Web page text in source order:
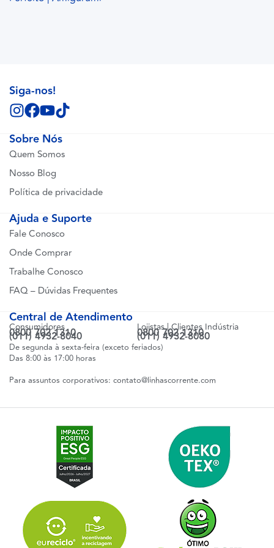
Sobre Nós
Quem Somos
Nosso Blog
Política de privacidade
Ajuda e Suporte
Fale Conosco
Onde Comprar
Trabalhe Conosco
FAQ – Dúvidas Frequentes
Central de Atendimento
Consumidores
0800 702 1310
(011) 4932-8040
Lojistas | Clientes Indústria
0800 702 1310
(011) 4932-8080
De segunda à sexta-feira (exceto feriados)
Das 8:00 às 17:00 horas
Para assuntos corporativos: contato@linhascorrente.com
Siga-nos!